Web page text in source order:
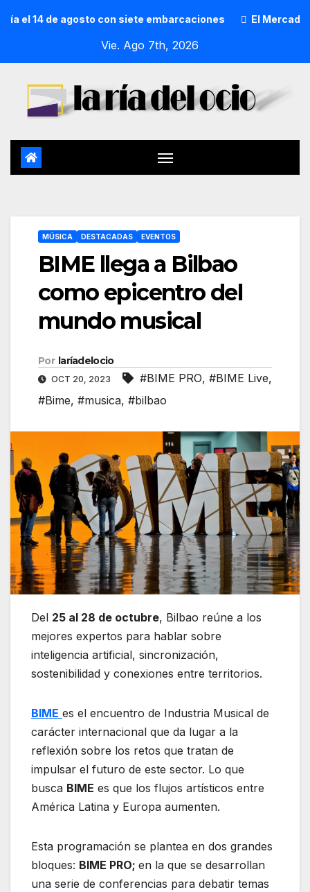
14 de agosto con siete embarcaciones El Mercado de
Vie. Ago 7th, 2026
MÚSICA DESTACADAS EVENTOS
BIME llega a Bilbao
como epicentro del
mundo musical
Por laríadelocio
OCT 20, 2023 #BIME PRO, #BIME Live,
#Bime, #musica, #bilbao
Del 25 al 28 de octubre, Bilbao reúne a los
mejores expertos para hablar sobre
inteligencia artificial, sincronización,
sostenibilidad y conexiones entre territorios.
BIME es el encuentro de Industria Musical de
carácter internacional que da lugar a la
reflexión sobre los retos que tratan de
impulsar el futuro de este sector. Lo que
busca BIME es que los flujos artísticos entre
América Latina y Europa aumenten.
Esta programación se plantea en dos grandes
bloques: BIME PRO; en la que se desarrollan
una serie de conferencias para debatir temas